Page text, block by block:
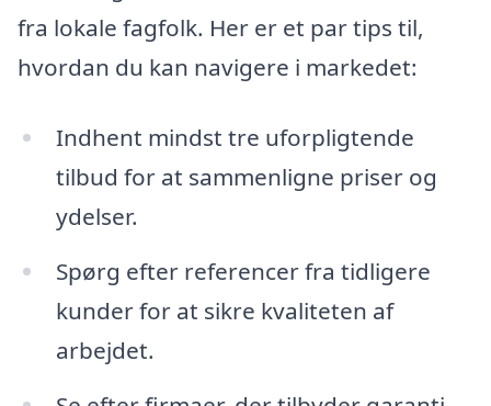
fra lokale fagfolk. Her er et par tips til,
hvordan du kan navigere i markedet:
Indhent mindst tre uforpligtende
tilbud for at sammenligne priser og
ydelser.
Spørg efter referencer fra tidligere
kunder for at sikre kvaliteten af
arbejdet.